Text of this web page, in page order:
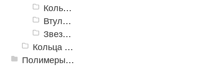
Кольцо упругое МУВП
Втулки МУВП
Звездочка
Кольца уплотнительные Х-Ring
Полимеры и пластики